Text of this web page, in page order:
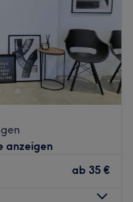
anzeigen
ab 35 €